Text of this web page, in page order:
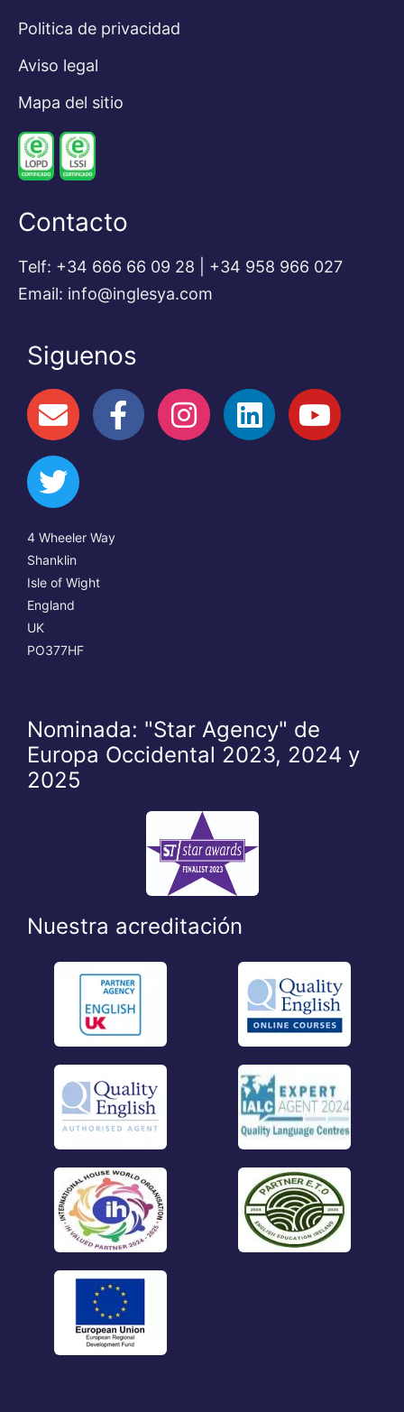
Politica de privacidad
Aviso legal
Mapa del sitio
Contacto
Telf: +34 666 66 09 28 | +34 958 966 027
Email: info@inglesya.com
Siguenos
4 Wheeler Way
Shanklin
Isle of Wight
England
UK
PO377HF
Nominada: "Star Agency" de
Europa Occidental 2023, 2024 y
2025
Nuestra acreditación